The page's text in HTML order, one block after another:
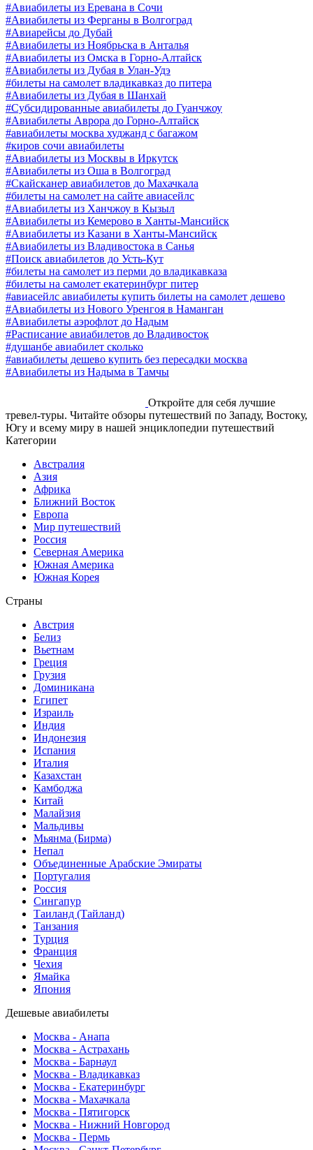
#Авиабилеты из Еревана в Сочи
#Авиабилеты из Ферганы в Волгоград
#Авиарейсы до Дубай
#Авиабилеты из Ноябрьска в Анталья
#Авиабилеты из Омска в Горно-Алтайск
#Авиабилеты из Дубая в Улан-Удэ
#билеты на самолет владикавказ до питера
#Авиабилеты из Дубая в Шанхай
#Субсидированные авиабилеты до Гуанчжоу
#Авиабилеты Аврора до Горно-Алтайск
#авиабилеты москва худжанд с багажом
#киров сочи авиабилеты
#Авиабилеты из Москвы в Иркутск
#Авиабилеты из Оша в Волгоград
#Скайсканер авиабилетов до Махачкала
#билеты на самолет на сайте авиасейлс
#Авиабилеты из Ханчжоу в Кызыл
#Авиабилеты из Кемерово в Ханты-Мансийск
#Авиабилеты из Казани в Ханты-Мансийск
#Авиабилеты из Владивостока в Санья
#Поиск авиабилетов до Усть-Кут
#билеты на самолет из перми до владикавказа
#билеты на самолет екатеринбург питер
#авиасейлс авиабилеты купить билеты на самолет дешево
#Авиабилеты из Нового Уренгоя в Наманган
#Авиабилеты аэрофлот до Надым
#Расписание авиабилетов до Владивосток
#душанбе авиабилет сколько
#авиабилеты дешево купить без пересадки москва
#Авиабилеты из Надыма в Тамчы
Откройте для себя лучшие
тревел-туры. Читайте обзоры путешествий по Западу, Востоку,
Югу и всему миру в нашей энциклопедии путешествий
Категории
Австралия
Азия
Африка
Ближний Восток
Европа
Мир путешествий
Россия
Северная Америка
Южная Америка
Южная Корея
Страны
Австрия
Белиз
Вьетнам
Греция
Грузия
Доминикана
Египет
Израиль
Индия
Индонезия
Испания
Италия
Казахстан
Камбоджа
Китай
Малайзия
Мальдивы
Мьянма (Бирма)
Непал
Объединенные Арабские Эмираты
Португалия
Россия
Сингапур
Таиланд (Тайланд)
Танзания
Турция
Франция
Чехия
Ямайка
Япония
Дешевые авиабилеты
Москва - Анапа
Москва - Астрахань
Москва - Барнаул
Москва - Владикавказ
Москва - Екатеринбург
Москва - Махачкала
Москва - Пятигорск
Москва - Нижний Новгород
Москва - Пермь